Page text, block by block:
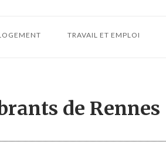
TRAVAIL ET EMPLOI
de Rennes